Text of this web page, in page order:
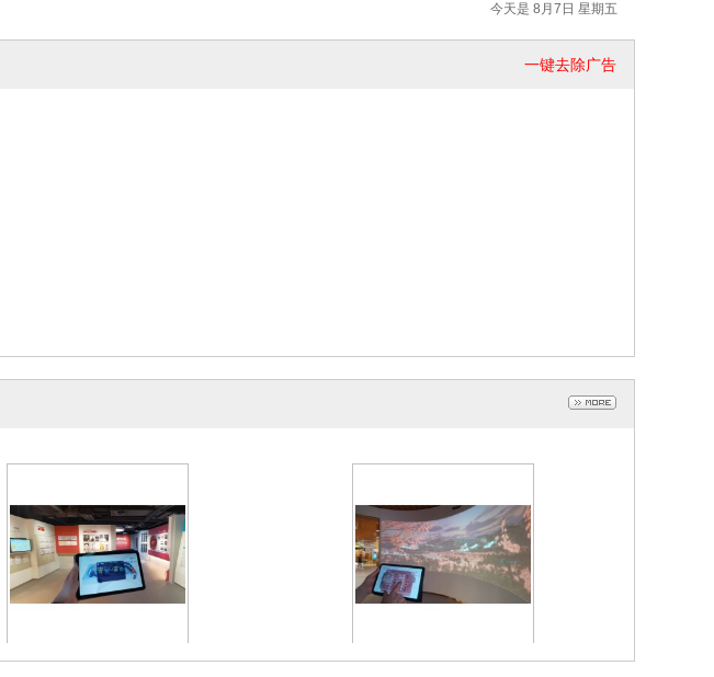
今天是 8月7日 星期五
一键去除广告
展馆中控平板已成为多媒体管理工具